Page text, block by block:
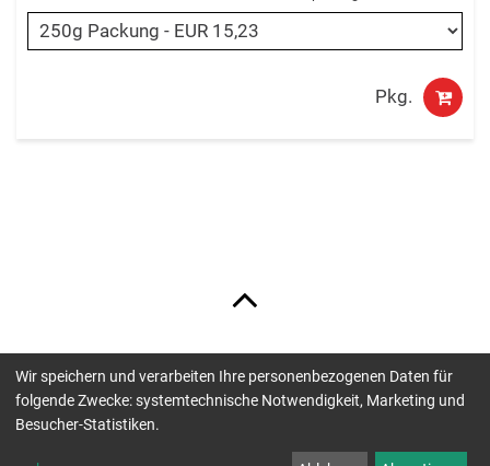
Pkg.
Unsere Zahlungsmöglichkeiten sind:
Wir speichern und verarbeiten Ihre personenbezogenen Daten für
folgende Zwecke: systemtechnische Notwendigkeit, Marketing und
Besucher-Statistiken.